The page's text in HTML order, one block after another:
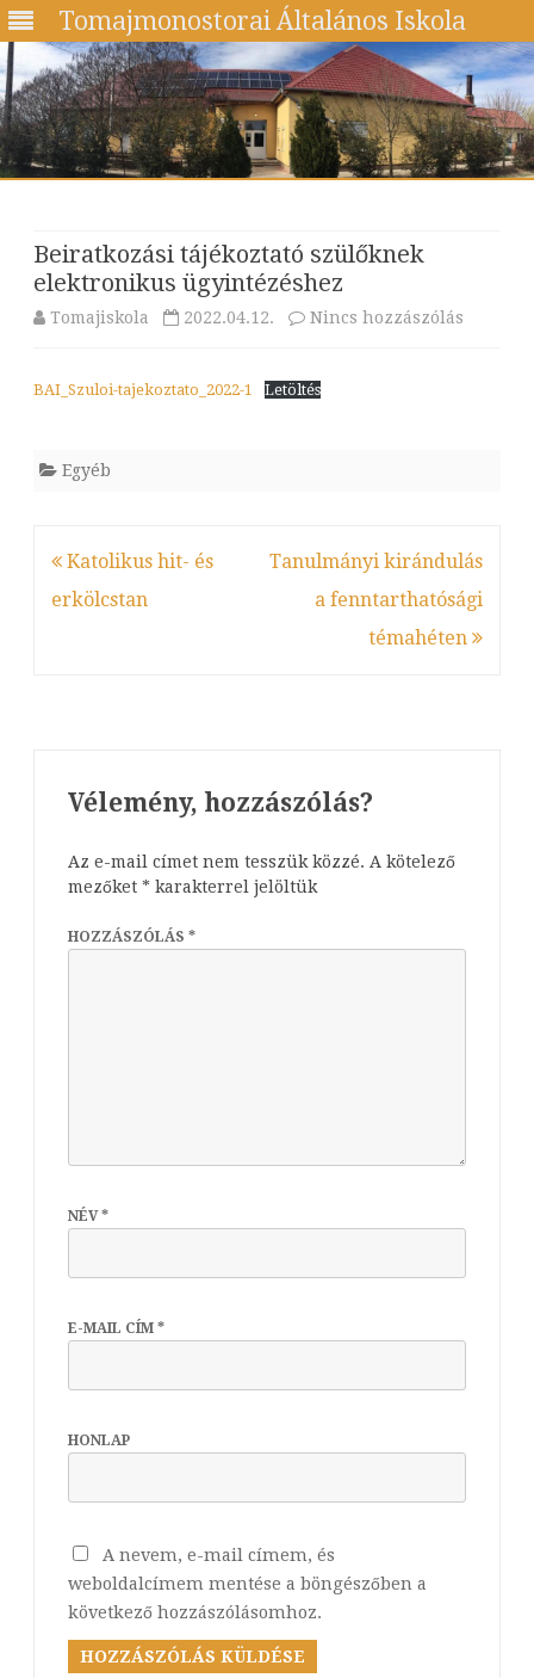
Tomajmonostorai Általános Iskola
Beiratkozási tájékoztató szülőknek
elektronikus ügyintézéshez
Tomajiskola 2022.04.12. Nincs hozzászólás
BAI_Szuloi-tajekoztato_2022-1 Letöltés
Egyéb
Bejegyzés
navigáció
Katolikus hit- és
erkölcstan
Tanulmányi kirándulás
a fenntarthatósági
témahéten
Vélemény, hozzászólás?
Az e-mail címet nem tesszük közzé. A kötelező
mezőket * karakterrel jelöltük
HOZZÁSZÓLÁS *
NÉV*
E-MAIL CÍM *
HONLAP
A nevem, e-mail címem, és
weboldalcímem mentése a böngészőben a
következő hozzászólásomhoz.